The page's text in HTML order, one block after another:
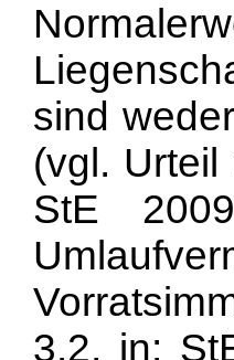
sind
(vgl.
StE
3.2, in: